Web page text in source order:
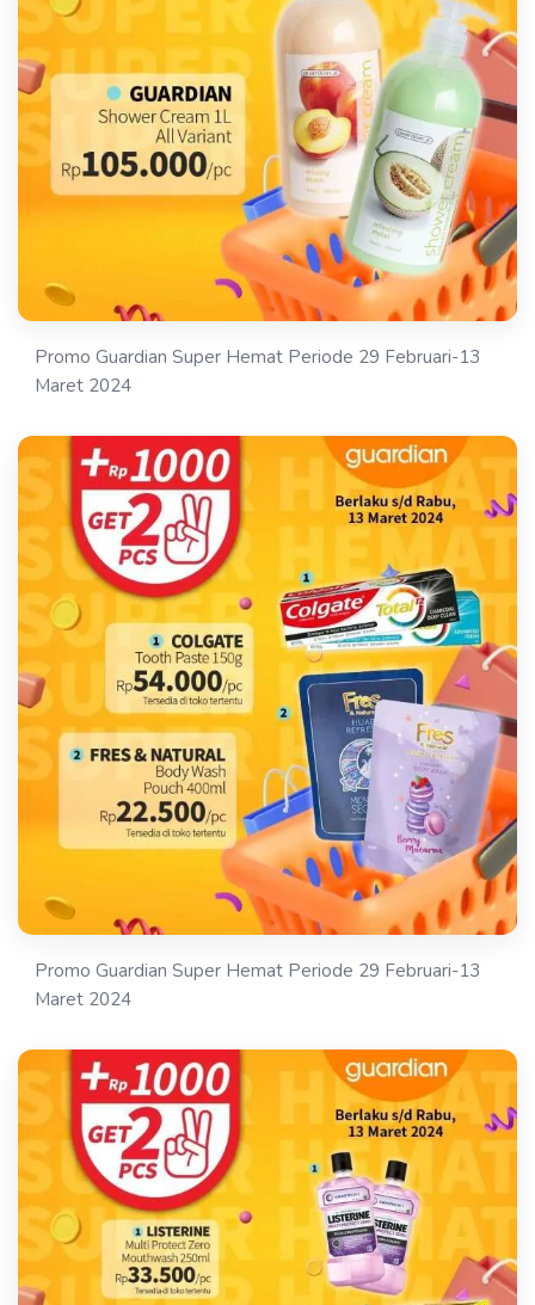
Promo Guardian Super Hemat Periode 29 Februari-13
Maret 2024
Promo Guardian Super Hemat Periode 29 Februari-13
Maret 2024